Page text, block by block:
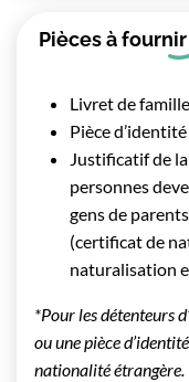
Pièces à fournir
Livret de
Pièce
Justificatif de
personnes
gens de
(certificat de
naturalisation
*Pour les détenteurs
ou une pièce
nationalité étrangère.